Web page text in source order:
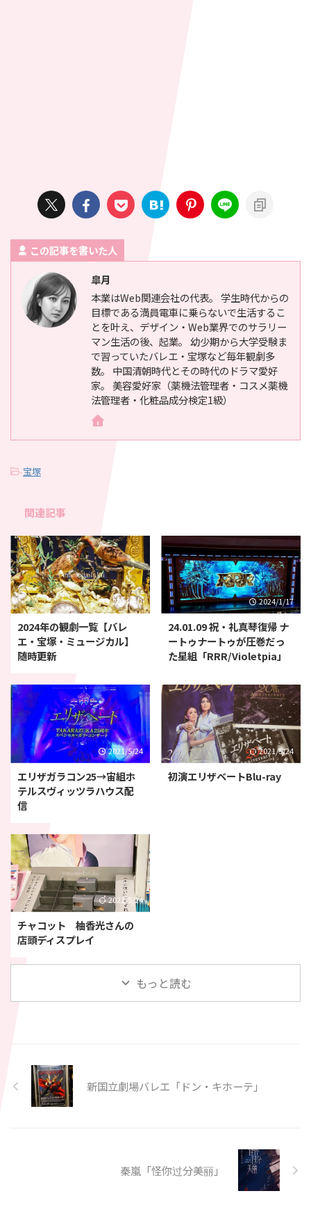
この記事を書いた人
皐月
本業はWeb関連会社の代表。 学生時代からの
目標である満員電車に乗らないで生活するこ
とを叶え、デザイン・Web業界でのサラリー
マン生活の後、起業。 幼少期から大学受験ま
で習っていたバレエ・宝塚など毎年観劇多
数。 中国清朝時代とその時代のドラマ愛好
家。 美容愛好家（薬機法管理者・コスメ薬機
法管理者・化粧品成分検定1級）
-宝塚
関連記事
2024/5/1
2024年の観劇一覧【バレ
エ・宝塚・ミュージカル】
随時更新
2024/1/17
24.01.09 祝・礼真琴復帰 ナ
ートゥナートゥが圧巻だっ
た星組「RRR/Violetpia」
2021/5/24
エリザガラコン25→宙組ホ
テルスヴィッツラハウス配
信
2021/5/24
初演エリザベートBlu-ray
2021/5/24
チャコット 柚香光さんの
店頭ディスプレイ
もっと読む
新国立劇場バレエ「ドン・キホーテ」
秦嵐「怪你过分美丽」